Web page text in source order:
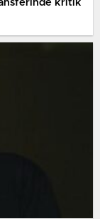
kritik